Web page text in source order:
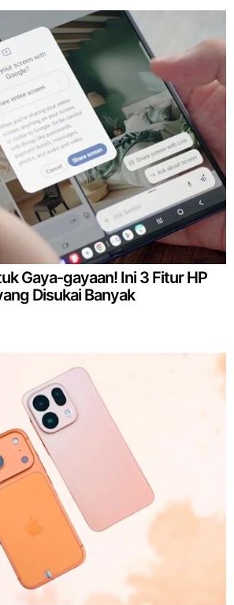
Gaya-gayaan! Ini 3 Fitur HP
Disukai Banyak